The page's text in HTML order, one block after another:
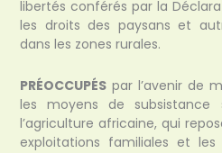
libertés conférés par la
les droits des paysans et
dans les zones rurales.
PRÉOCCUPÉS par l’avenir de
les moyens de
l’agriculture africaine, qui
exploitations familiales et